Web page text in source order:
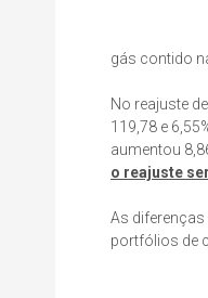
gás contido
No reajuste
119,78 e
aumentou
o reajuste
As
portfólios de